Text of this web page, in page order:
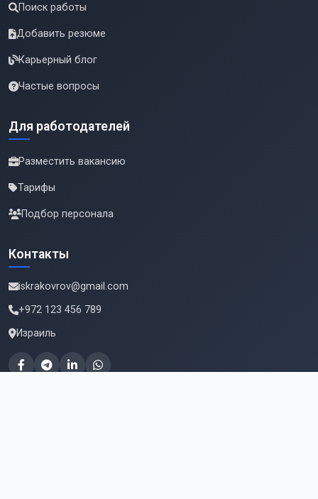
Поиск работы
Добавить резюме
Карьерный блог
Частые вопросы
Для работодателей
Разместить вакансию
Тарифы
Подбор персонала
Контакты
iskrakovrov@gmail.com
+972 123 456 789
Израиль